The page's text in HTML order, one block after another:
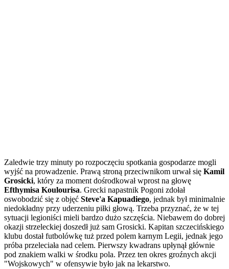
Zaledwie trzy minuty po rozpoczęciu spotkania gospodarze mogli
wyjść na prowadzenie. Prawą stroną przeciwnikom urwał się Kamil
Grosicki, który za moment dośrodkował wprost na głowę
Efthymisa Koulourisa. Grecki napastnik Pogoni zdołał
oswobodzić się z objęć Steve'a Kapuadiego, jednak był minimalnie
niedokładny przy uderzeniu piłki głową. Trzeba przyznać, że w tej
sytuacji legioniści mieli bardzo dużo szczęścia. Niebawem do dobrej
okazji strzeleckiej doszedł już sam Grosicki. Kapitan szczecińskiego
klubu dostał futbolówkę tuż przed polem karnym Legii, jednak jego
próba przeleciała nad celem. Pierwszy kwadrans upłynął głównie
pod znakiem walki w środku pola. Przez ten okres groźnych akcji
"Wojskowych" w ofensywie było jak na lekarstwo.